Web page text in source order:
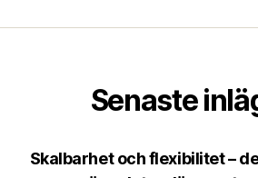
Senaste
Skalbarhet och flexibilitet –